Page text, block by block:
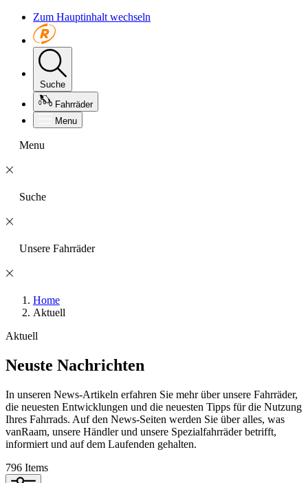
Zum Hauptinhalt wechseln
Suche
Fahrräder
Menu
Menu
Suche
Unsere Fahrräder
Home
Aktuell
Aktuell
Neuste Nachrichten
In unseren News-Artikeln erfahren Sie mehr über unsere Fahrräder,
die neuesten Entwicklungen und die neuesten Tipps für die Nutzung
Ihres Fahrrads. Auf den News-Seiten werden Sie über alles, was
vanRaam, unsere Händler und unsere Spezialfahrräder betrifft,
informiert und auf dem Laufenden gehalten.
796 Items